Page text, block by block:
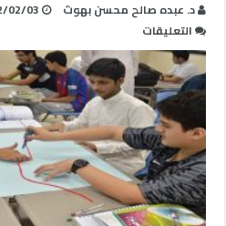
د. عبده صالح محسن بهوث 02/03
التعليقات
التطبيقات
التربوية
للنظرية
البنائية
–
الجزء
الأول
مغلقة